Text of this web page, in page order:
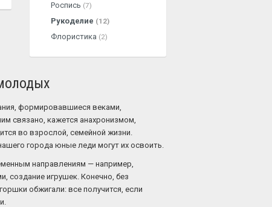
Роспись (7)
Рукоделие (12)
Флористика (2)
формировавшиеся веками,
связано, кажется анахронизмом,
во взрослой, семейной жизни.
города юные леди могут их освоить.
направлениям — например,
создание игрушек. Конечно, без
обжигали: все получится, если